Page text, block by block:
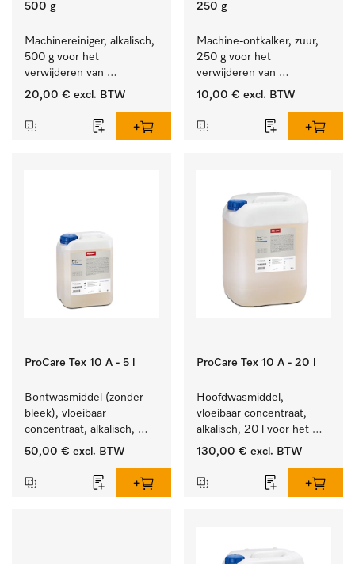
500 g
Machinereiniger, alkalisch,
500 g voor het
verwijderen van
hardnekkige
20,00 € excl. BTW
250 g
Machine-ontkalker, zuur,
250 g voor het
verwijderen van
hardnekkige kalkaanslag.
10,00 € excl. BTW
ProCare Tex 10 A - 5 l
Bontwasmiddel (zonder
bleek), vloeibaar
concentraat, alkalisch,
5 l voor het reinigen van
kleurechte bonte was.
50,00 € excl. BTW
ProCare Tex 10 A - 20 l
Hoofdwasmiddel,
vloeibaar concentraat,
alkalisch, 20 l voor het
reinigen van wit wasgoed
130,00 € excl. BTW